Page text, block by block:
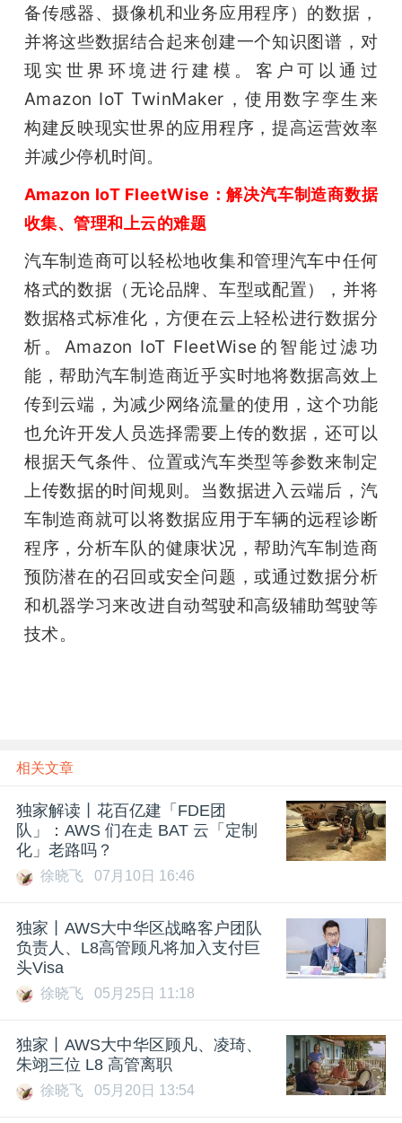
备传感器、摄像机和业务应用程序）的数据，
并将这些数据结合起来创建一个知识图谱，对
现实世界环境进行建模。客户可以通过
Amazon IoT TwinMaker，使用数字孪生来
构建反映现实世界的应用程序，提高运营效率
并减少停机时间。
Amazon IoT FleetWise：解决汽车制造商数据
收集、管理和上云的难题
汽车制造商可以轻松地收集和管理汽车中任何
格式的数据（无论品牌、车型或配置），并将
数据格式标准化，方便在云上轻松进行数据分
析。Amazon IoT FleetWise的智能过滤功
能，帮助汽车制造商近乎实时地将数据高效上
传到云端，为减少网络流量的使用，这个功能
也允许开发人员选择需要上传的数据，还可以
根据天气条件、位置或汽车类型等参数来制定
上传数据的时间规则。当数据进入云端后，汽
车制造商就可以将数据应用于车辆的远程诊断
程序，分析车队的健康状况，帮助汽车制造商
预防潜在的召回或安全问题，或通过数据分析
和机器学习来改进自动驾驶和高级辅助驾驶等
技术。
相关文章
独家解读丨花百亿建「FDE团
队」：AWS 们在走 BAT 云「定制
化」老路吗？
徐晓飞 07月10日 16:46
独家丨AWS大中华区战略客户团队
负责人、L8高管顾凡将加入支付巨
头Visa
徐晓飞 05月25日 11:18
独家丨AWS大中华区顾凡、凌琦、
朱翊三位 L8 高管离职
徐晓飞 05月20日 13:54